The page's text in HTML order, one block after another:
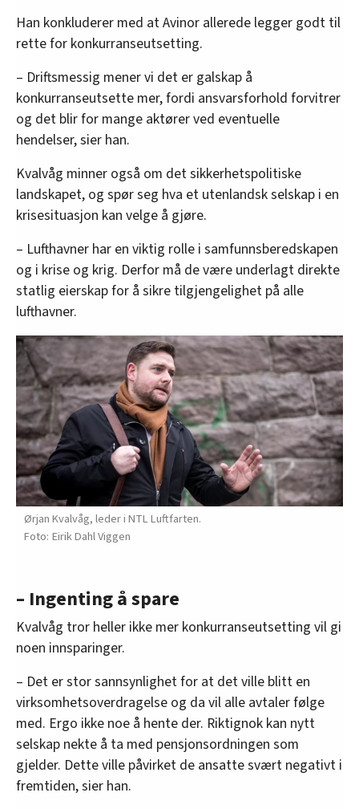
Han konkluderer med at Avinor allerede legger godt til
rette for konkurranseutsetting.
– Driftsmessig mener vi det er galskap å
konkurranseutsette mer, fordi ansvarsforhold forvitrer
og det blir for mange aktører ved eventuelle
hendelser, sier han.
Kvalvåg minner også om det sikkerhetspolitiske
landskapet, og spør seg hva et utenlandsk selskap i en
krisesituasjon kan velge å gjøre.
– Lufthavner har en viktig rolle i samfunnsberedskapen
og i krise og krig. Derfor må de være underlagt direkte
statlig eierskap for å sikre tilgjengelighet på alle
lufthavner.
Ørjan Kvalvåg, leder i NTL Luftfarten.
Eirik Dahl Viggen
– Ingenting å spare
Kvalvåg tror heller ikke mer konkurranseutsetting vil gi
noen innsparinger.
– Det er stor sannsynlighet for at det ville blitt en
virksomhetsoverdragelse og da vil alle avtaler følge
med. Ergo ikke noe å hente der. Riktignok kan nytt
selskap nekte å ta med pensjonsordningen som
gjelder. Dette ville påvirket de ansatte svært negativt i
fremtiden, sier han.